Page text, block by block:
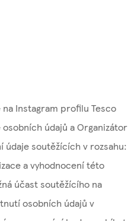
Instagram profilu Tesco
údajů a Organizátor
údaje soutěžících v rozsahu:
a vyhodnocení této
účast soutěžícího na
osobních údajů v